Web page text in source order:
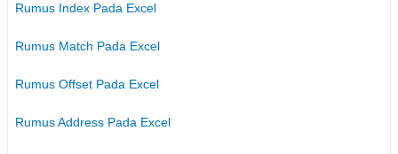
Rumus Index Pada Excel
Rumus Match Pada Excel
Rumus Offset Pada Excel
Rumus Address Pada Excel